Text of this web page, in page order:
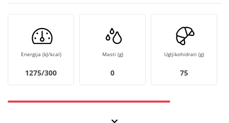
Energija (kJ/kcal)
1275/300
Masti (g)
0
Ugljikohidrati (g)
75